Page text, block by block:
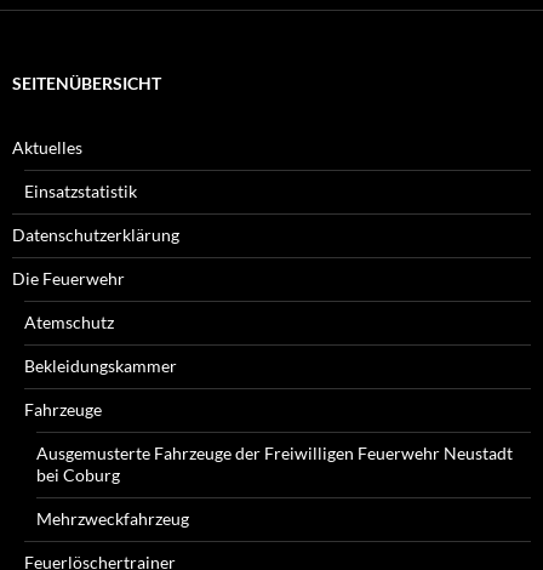
SEITENÜBERSICHT
Aktuelles
Einsatzstatistik
Datenschutzerklärung
Die Feuerwehr
Atemschutz
Bekleidungskammer
Fahrzeuge
Ausgemusterte Fahrzeuge der Freiwilligen Feuerwehr Neustadt
bei Coburg
Mehrzweckfahrzeug
Feuerlöschertrainer